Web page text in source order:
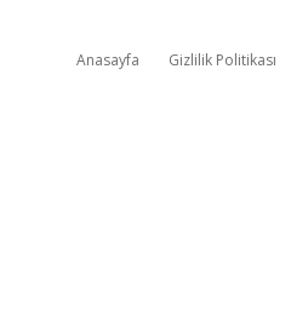
Anasayfa Gizlilik Politikası